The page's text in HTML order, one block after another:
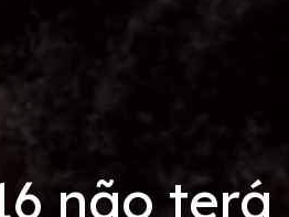
não